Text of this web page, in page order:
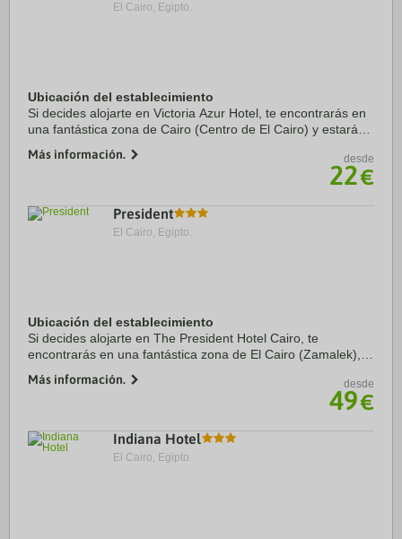
El Cairo, Egipto.
Ubicación del establecimiento
Si decides alojarte en Victoria Azur Hotel, te encontrarás en
una fantástica zona de Cairo (Centro de El Cairo) y estarás
y Khan el-Khalili. ...
Más información. desde
22€
President
El Cairo, Egipto.
Ubicación del establecimiento
Si decides alojarte en The President Hotel Cairo, te
encontrarás en una fantástica zona de El Cairo (Zamalek),
y Museo Egipcio. Además, este hotel ...
Más información. desde
49€
Indiana Hotel
El Cairo, Egipto.